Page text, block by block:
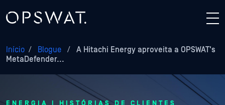
Início / Blogue /
A Hitachi Energy aproveita a OPSWAT's
MetaDefender...